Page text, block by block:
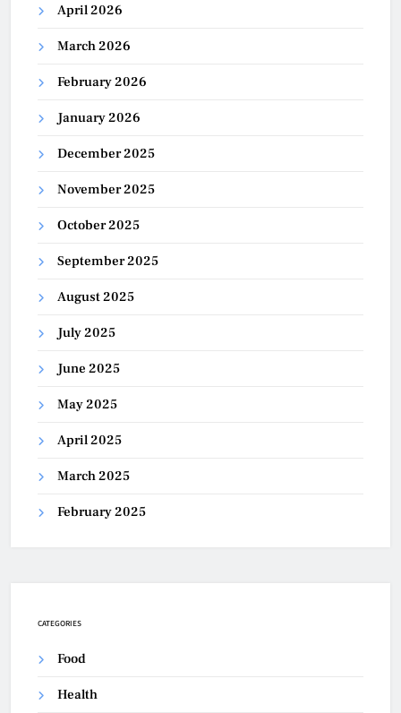
April 2026
March 2026
February 2026
January 2026
December 2025
November 2025
October 2025
September 2025
August 2025
July 2025
June 2025
May 2025
April 2025
March 2025
February 2025
CATEGORIES
Food
Health